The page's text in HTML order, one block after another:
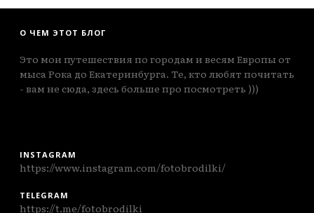
О ЧЕМ ЭТОТ БЛОГ
Это мои путешествия по городам и весям Европы от
мыса Рока до Екатеринбурга. Те, кто любят почитать
- вам не сюда, здесь больше про посмотреть )))
INSTAGRAM
https://www.instagram.com/fotobrodilki/
TELEGRAM
https://t.me/fotobrodilki